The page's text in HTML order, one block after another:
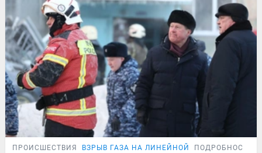
ПРОИСШЕСТВИЯ ВЗРЫВ ГАЗА НА ЛИНЕЙНОЙ ПОДРОБНОСТИ